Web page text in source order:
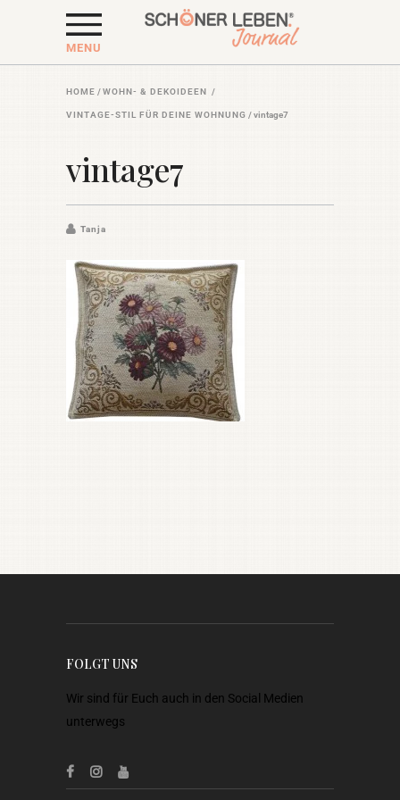
MENU
HOME /WOHN- & DEKOIDEEN /
VINTAGE-STIL FÜR DEINE WOHNUNG /vintage7
vintage7
Tanja
FOLGT UNS
Wir sind für Euch auch in den Social Medien
unterwegs